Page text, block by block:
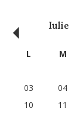
Iulie
‹ L M
03
04
10
11